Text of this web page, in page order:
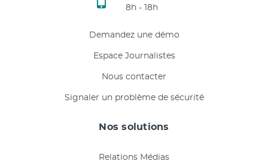
8h - 18h
Demandez une démo
Espace Journalistes
Nous contacter
Signaler un problème de sécurité
Nos solutions
Relations Médias